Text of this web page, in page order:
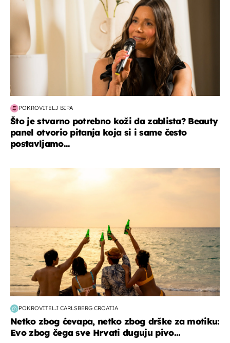
POKROVITELJ BIPA
Što je stvarno potrebno koži da zablista? Beauty
panel otvorio pitanja koja si i same često
postavljamo...
POKROVITELJ CARLSBERG CROATIA
Netko zbog ćevapa, netko zbog drške za motiku:
Evo zbog čega sve Hrvati duguju pivo...